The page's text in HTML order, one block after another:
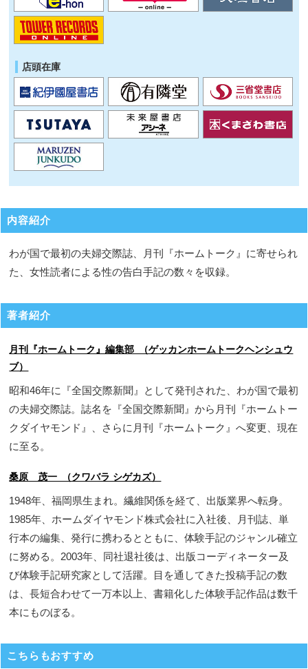
店頭在庫
内容紹介
わが国で最初の夫婦交際誌、月刊『ホームトーク』に寄せられ
た、女性読者による性の告白手記の数々を収録。
著者紹介
月刊『ホームトーク』編集部 （ゲッカンホームトークヘンシュウ
ブ）
昭和46年に『全国交際新聞』として発刊された、わが国で最初
の夫婦交際誌。誌名を『全国交際新聞』から月刊『ホームトー
クダイヤモンド』、さらに月刊『ホームトーク』へ変更、現在
に至る。
桑原 茂一 （クワバラ シゲカズ）
1948年、福岡県生まれ。繊維関係を経て、出版業界へ転身。
1985年、ホームダイヤモンド株式会社に入社後、月刊誌、単
行本の編集、発行に携わるとともに、体験手記のジャンル確立
に努める。2003年、同社退社後は、出版コーディネーター及
び体験手記研究家として活躍。目を通してきた投稿手記の数
は、長短合わせて一万本以上、書籍化した体験手記作品は数千
本にものぼる。
こちらもおすすめ